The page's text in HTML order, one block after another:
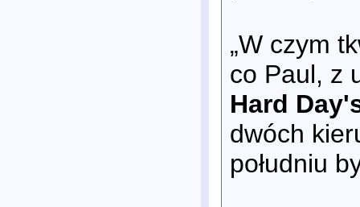
„W czym
co Paul, z
Hard
dwóch
południu